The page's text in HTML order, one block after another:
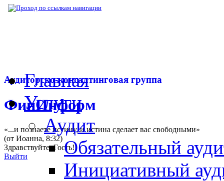
Аудиторско-консалтинговая группа
ФинИнформ
«...и познаете истину, и истина сделает вас свободными»
(от Иоанна, 8:32)
Здравствуйте,Гость!
Выйти
Главная
Услуги
Аудит
Обязательный
Инициативный